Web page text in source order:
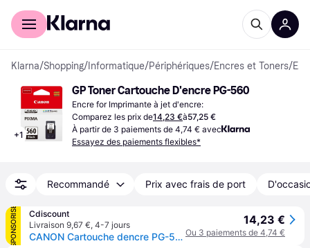
Acheter avec Klarna
Klarna/Shopping/ Informatique/Périphériques/Encres et Toners/
+1
GP Toner Cartouche D'encre PG-560
Encre for Imprimante à jet d'encre:
Comparez les prix de14,23 €à57,25 €
À partir de 3 paiements de 4,74 € avec
Essayez des paiements flexibles*
Recommandé Prix avec frais de port
SPONSORISÉ
Cdiscount
Livraison 9,67 €, 4-7 jours
CANON Cartouche dencre PG-560 Noir
14,23 €
Ou 3 paiements de 4,74 €